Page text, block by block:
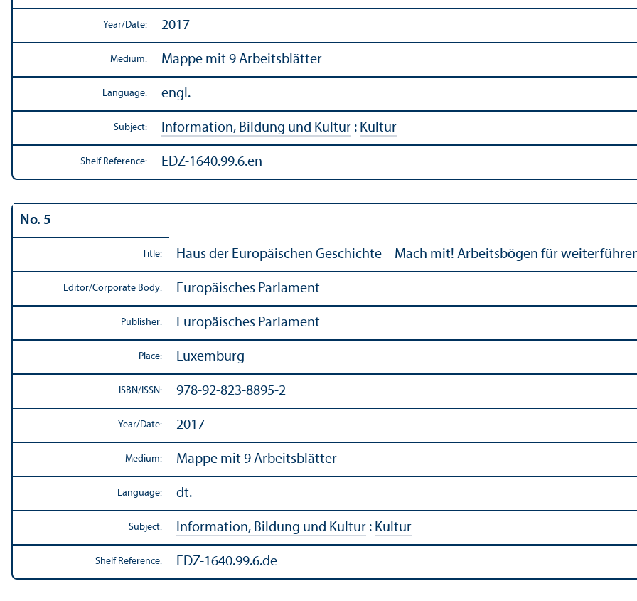
Year/Date: 2017
Medium: Mappe mit 9 Arbeitsblätter
Language: engl.
Subject: Information, Bildung und Kultur : Kultur
Shelf Reference: EDZ-1640.99.6.en
No. 5
Title: Haus der Europäischen Geschichte – Mach mit! Arbeitsbögen für
Editor/Corporate Body: Europäisches Parlament
Publisher: Europäisches Parlament
Place: Luxemburg
ISBN/ISSN: 978-92-823-8895-2
Year/Date: 2017
Medium: Mappe mit 9 Arbeitsblätter
Language: dt.
Subject: Information, Bildung und Kultur : Kultur
Shelf Reference: EDZ-1640.99.6.de